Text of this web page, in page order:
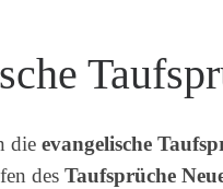
die evangelische
des Taufsprüche